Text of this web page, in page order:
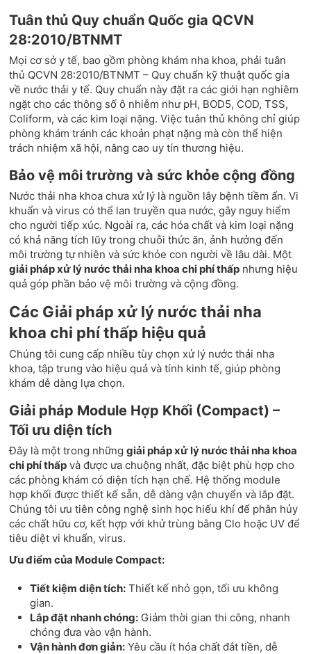
Tuân thủ Quy chuẩn Quốc gia QCVN
28:2010/BTNMT
Mọi cơ sở y tế, bao gồm phòng khám nha khoa, phải tuân
thủ QCVN 28:2010/BTNMT – Quy chuẩn kỹ thuật quốc gia
về nước thải y tế. Quy chuẩn này đặt ra các giới hạn nghiêm
ngặt cho các thông số ô nhiễm như pH, BOD5, COD, TSS,
Coliform, và các kim loại nặng. Việc tuân thủ không chỉ giúp
phòng khám tránh các khoản phạt nặng mà còn thể hiện
trách nhiệm xã hội, nâng cao uy tín thương hiệu.
Bảo vệ môi trường và sức khỏe cộng đồng
Nước thải nha khoa chưa xử lý là nguồn lây bệnh tiềm ẩn. Vi
khuẩn và virus có thể lan truyền qua nước, gây nguy hiểm
cho người tiếp xúc. Ngoài ra, các hóa chất và kim loại nặng
có khả năng tích lũy trong chuỗi thức ăn, ảnh hưởng đến
môi trường tự nhiên và sức khỏe con người về lâu dài. Một
giải pháp xử lý nước thải nha khoa chi phí thấp nhưng hiệu
quả góp phần bảo vệ môi trường và cộng đồng.
Các Giải pháp xử lý nước thải nha
khoa chi phí thấp hiệu quả
Chúng tôi cung cấp nhiều tùy chọn xử lý nước thải nha
khoa, tập trung vào hiệu quả và tính kinh tế, giúp phòng
khám dễ dàng lựa chọn.
Giải pháp Module Hợp Khối (Compact) –
Tối ưu diện tích
Đây là một trong nhữnggiải pháp xử lý nước thải nha khoa
chi phí thấp và được ưa chuộng nhất, đặc biệt phù hợp cho
các phòng khám có diện tích hạn chế. Hệ thống module
hợp khối được thiết kế sẵn, dễ dàng vận chuyển và lắp đặt.
Chúng tôi ưu tiên công nghệ sinh học hiếu khí để phân hủy
các chất hữu cơ, kết hợp với khử trùng bằng Clo hoặc UV để
tiêu diệt vi khuẩn, virus.
Ưu điểm của Module Compact:
Tiết kiệm diện tích: Thiết kế nhỏ gọn, tối ưu không
gian.
Lắp đặt nhanh chóng: Giảm thời gian thi công, nhanh
chóng đưa vào vận hành.
Vận hành đơn giản: Yêu cầu ít hóa chất đắt tiền, dễ